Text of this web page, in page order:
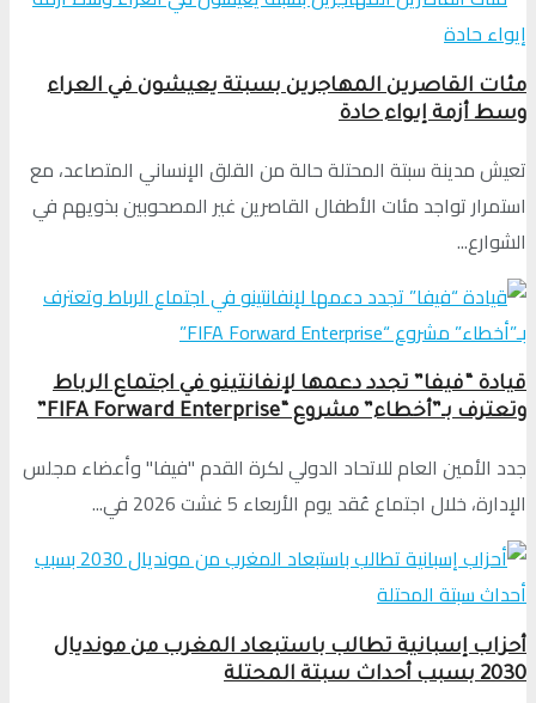
مئات القاصرين المهاجرين بسبتة يعيشون في العراء
وسط أزمة إيواء حادة
تعيش مدينة سبتة المحتلة حالة من القلق الإنساني المتصاعد، مع
استمرار تواجد مئات الأطفال القاصرين غير المصحوبين بذويهم في
الشوارع...
قيادة “فيفا” تجدد دعمها لإنفانتينو في اجتماع الرباط
وتعترف بـ”أخطاء” مشروع “FIFA Forward Enterprise”
جدد الأمين العام للاتحاد الدولي لكرة القدم "فيفا" وأعضاء مجلس
الإدارة، خلال اجتماع عُقد يوم الأربعاء 5 غشت 2026 في...
أحزاب إسبانية تطالب باستبعاد المغرب من مونديال
2030 بسبب أحداث سبتة المحتلة